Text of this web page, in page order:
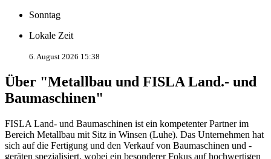
Sonntag
Lokale Zeit
6. August 2026 15:38
Über "Metallbau und FISLA Land.- und
Baumaschinen"
FISLA Land- und Baumaschinen ist ein kompetenter Partner im
Bereich Metallbau mit Sitz in Winsen (Luhe). Das Unternehmen hat
sich auf die Fertigung und den Verkauf von Baumaschinen und -
geräten spezialisiert, wobei ein besonderer Fokus auf hochwertigen